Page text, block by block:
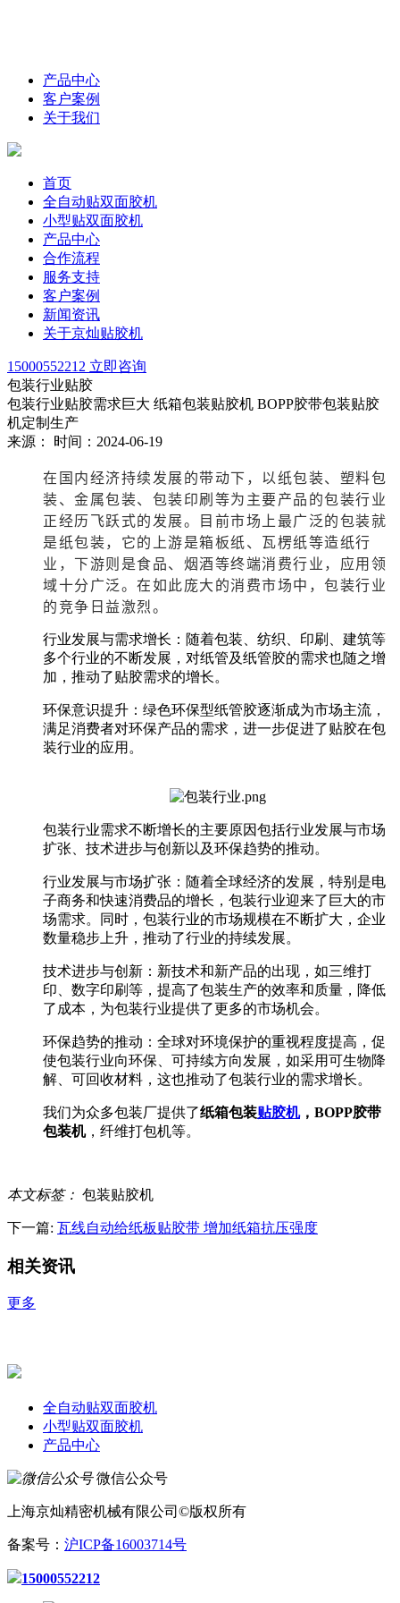
产品中心
客户案例
关于我们
首页
全自动贴双面胶机
小型贴双面胶机
产品中心
合作流程
服务支持
客户案例
新闻资讯
关于京灿贴胶机
15000552212 立即咨询
包装行业贴胶
包装行业贴胶需求巨大 纸箱包装贴胶机 BOPP胶带包装贴胶
机定制生产
来源： 时间：2024-06-19
在国内经济持续发展的带动下，以纸包装、塑料包
装、金属包装、包装印刷等为主要产品的包装行业
正经历飞跃式的发展。目前市场上最广泛的包装就
是纸包装，它的 上游是箱板纸、瓦楞纸等造纸行
业，下游则是食品、烟酒等终端消费行业，应用领
域十分广泛。在如此庞大的消费市场中，包装行业
的竞争日益激烈。
‌行业发展与需求增长‌：随着包装、纺织、印刷、建筑等
多个行业的不断发展，对纸管及纸管胶的需求也随之增
加，推动了贴胶需求的增长‌。
‌环保意识提升‌：绿色环保型纸管胶逐渐成为市场主流，
满足消费者对环保产品的需求，进一步促进了贴胶在包
装行业的应用‌。
包装行业需求不断增长的主要原因包括行业发展与市场
扩张、技术进步与创新以及环保趋势的推动‌。
‌行业发展与市场扩张‌：随着全球经济的发展，特别是电
子商务和快速消费品的增长，包装行业迎来了巨大的市
场需求。同时，包装行业的市场规模在不断扩大，企业
数量稳步上升，推动了行业的持续发展。
‌技术进步与创新‌：新技术和新产品的出现，如三维打
印、数字印刷等，提高了包装生产的效率和质量，降低
了成本，为包装行业提供了更多的市场机会‌。
‌环保趋势的推动‌：全球对环境保护的重视程度提高，促
使包装行业向环保、可持续方向发展，如采用可生物降
解、可回收材料，这也推动了包装行业的需求增长‌。
我们为众多包装厂提供了纸箱包装贴胶机，BOPP胶带
包装机，纤维打包机等。
本文标签： 包装贴胶机
下一篇: 瓦线自动给纸板贴胶带 增加纸箱抗压强度
相关资讯
更多
全自动贴双面胶机
小型贴双面胶机
产品中心
微信公众号
上海京灿精密机械有限公司©版权所有
备案号： 沪ICP备16003714号
15000552212